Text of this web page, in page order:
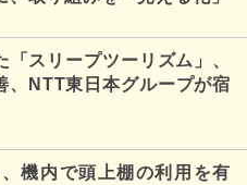
「スリープツーリズム」、
、NTT東日本グループが宿
機内で頭上棚の利用を有